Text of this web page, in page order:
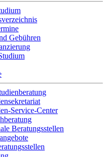
Gebühren
Service-Center
Beratungsstellen